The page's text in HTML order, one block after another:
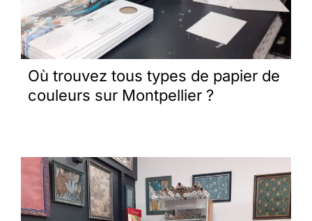
Où trouvez tous types de papier de
couleurs sur Montpellier ?